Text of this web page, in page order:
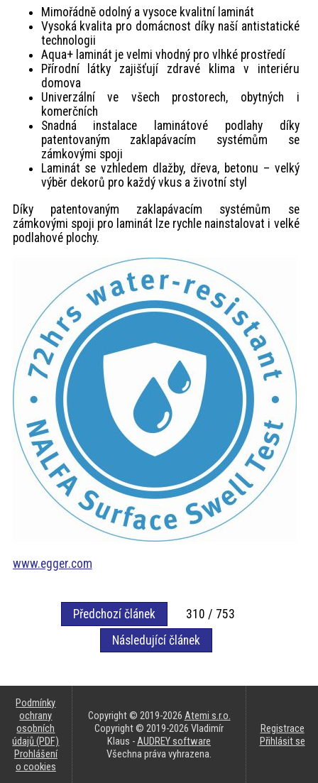
Mimořádně odolný a vysoce kvalitní laminát
Vysoká kvalita pro domácnost díky naší antistatické
technologii
Aqua+ laminát je velmi vhodný pro vlhké prostředí
Přírodní látky zajišťují zdravé klima v interiéru
domova
Univerzální ve všech prostorech, obytných i
komerčních
Snadná instalace laminátové podlahy díky
patentovaným zaklapávacím systémům se
zámkovými spoji
Laminát se vzhledem dlažby, dřeva, betonu – velký
výběr dekorů pro každý vkus a životní styl
Díky patentovaným zaklapávacím systémům se
zámkovými spoji pro laminát lze rychle nainstalovat i velké
podlahové plochy.
www.egger.com
Předchozí článek
310 / 753
Následující článek
Podmínky
ochrany
osobních
údajů (PDF)
Prohlášení
o cookies
Copyright © 2019-2026 Atemi s.r.o.
Copyright © 2019-2026 Vladimír
Klaus -AUDREY software
Všechna práva vyhrazena.
Registrace
Přihlásit se